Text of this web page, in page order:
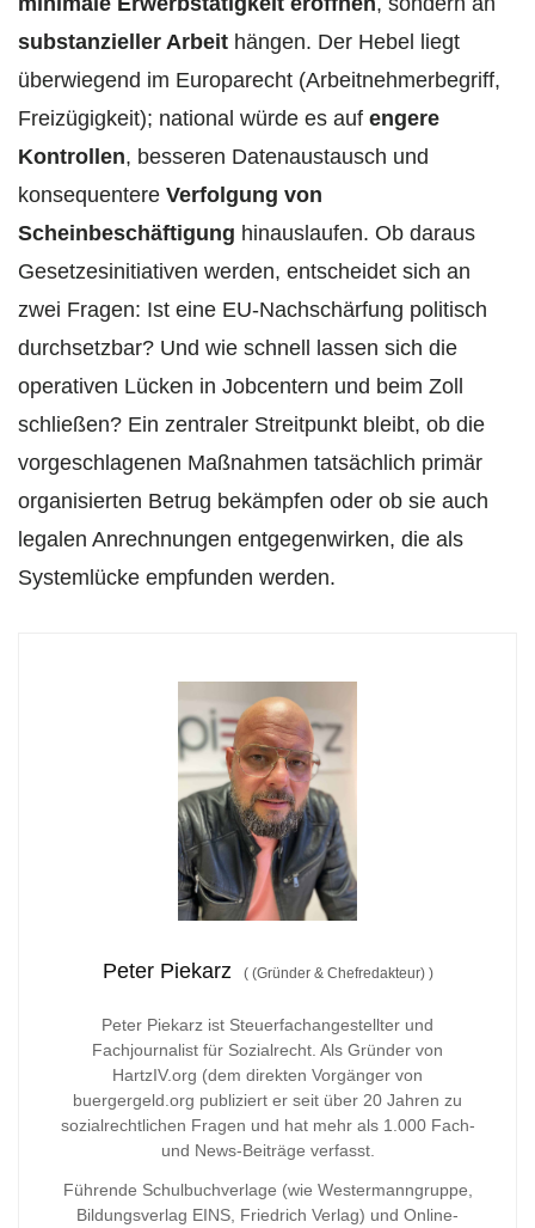
substanzieller Arbeit hängen. Der Hebel liegt
überwiegend im Europarecht (Arbeitnehmerbegriff,
Freizügigkeit); national würde es auf engere
Kontrollen, besseren Datenaustausch und
konsequentere Verfolgung von
Scheinbeschäftigung hinauslaufen. Ob daraus
Gesetzesinitiativen werden, entscheidet sich an
zwei Fragen: Ist eine EU-Nachschärfung politisch
durchsetzbar? Und wie schnell lassen sich die
operativen Lücken in Jobcentern und beim Zoll
schließen? Ein zentraler Streitpunkt bleibt, ob die
vorgeschlagenen Maßnahmen tatsächlich primär
organisierten Betrug bekämpfen oder ob sie auch
legalen Anrechnungen entgegenwirken, die als
Systemlücke empfunden werden.
Peter Piekarz ((Gründer & Chefredakteur) )
Peter Piekarz ist Steuerfachangestellter und
Fachjournalist für Sozialrecht. Als Gründer von
HartzIV.org (dem direkten Vorgänger von
buergergeld.org publiziert er seit über 20 Jahren zu
sozialrechtlichen Fragen und hat mehr als 1.000 Fach-
und News-Beiträge verfasst.
Führende Schulbuchverlage (wie Westermanngruppe,
Bildungsverlag EINS, Friedrich Verlag) und Online-